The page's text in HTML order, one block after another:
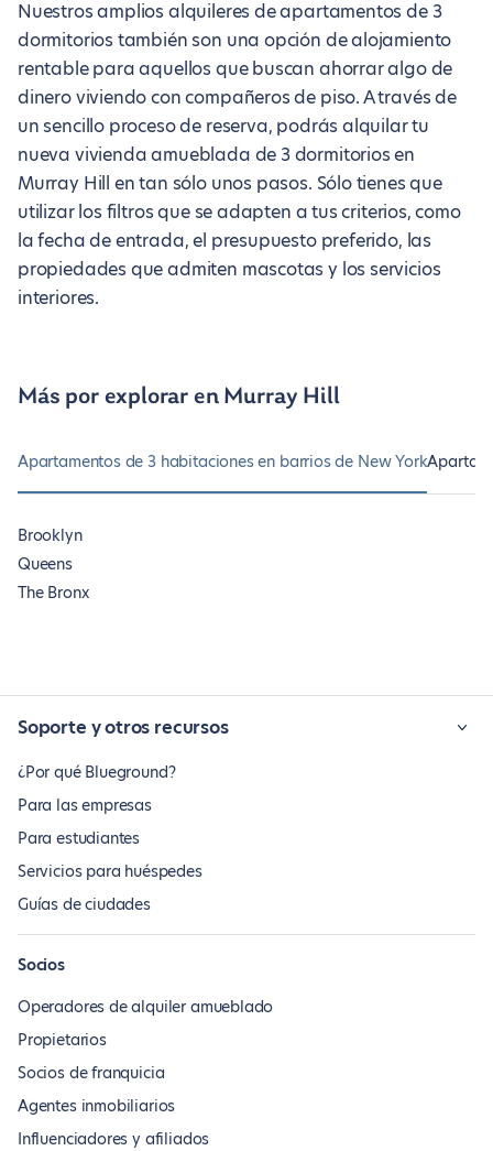
Nuestros amplios alquileres de apartamentos de 3
dormitorios también son una opción de alojamiento
rentable para aquellos que buscan ahorrar algo de
dinero viviendo con compañeros de piso. A través de
un sencillo proceso de reserva, podrás alquilar tu
nueva vivienda amueblada de 3 dormitorios en
Murray Hill en tan sólo unos pasos. Sólo tienes que
utilizar los filtros que se adapten a tus criterios, como
la fecha de entrada, el presupuesto preferido, las
propiedades que admiten mascotas y los servicios
interiores.
Más por explorar en Murray Hill
Apartamentos de 3 habitaciones en barrios de New York
Brooklyn
Queens
The Bronx
Soporte y otros recursos
¿Por qué Blueground?
Para las empresas
Para estudiantes
Servicios para huéspedes
Guías de ciudades
Socios
Operadores de alquiler amueblado
Propietarios
Socios de franquicia
Agentes inmobiliarios
Influenciadores y afiliados